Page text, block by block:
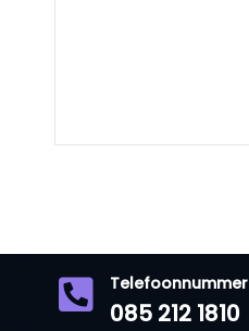
 Telefoonnummer
085 212 1810